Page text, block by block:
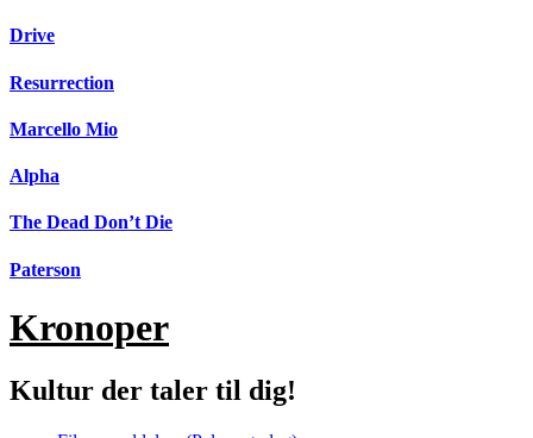
Videre
indhold
Drive
Resurrection
Marcello Mio
Alpha
The Dead Don’t Die
Paterson
Kronoper
Kultur der taler til dig!